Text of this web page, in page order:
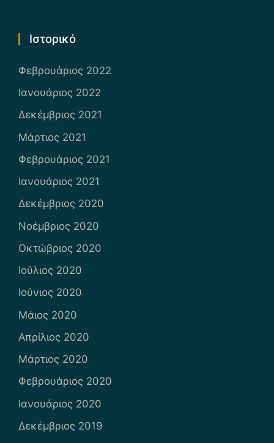
Ιστορικό
Φεβρουάριος 2022
Ιανουάριος 2022
Δεκέμβριος 2021
Μάρτιος 2021
Φεβρουάριος 2021
Ιανουάριος 2021
Δεκέμβριος 2020
Νοέμβριος 2020
Οκτώβριος 2020
Ιούλιος 2020
Ιούνιος 2020
Μάιος 2020
Απρίλιος 2020
Μάρτιος 2020
Φεβρουάριος 2020
Ιανουάριος 2020
Δεκέμβριος 2019